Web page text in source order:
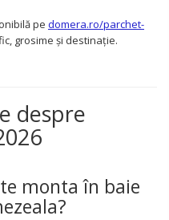
pe domera.ro/parchet-
grosime și destinație.
despre
monta în baie